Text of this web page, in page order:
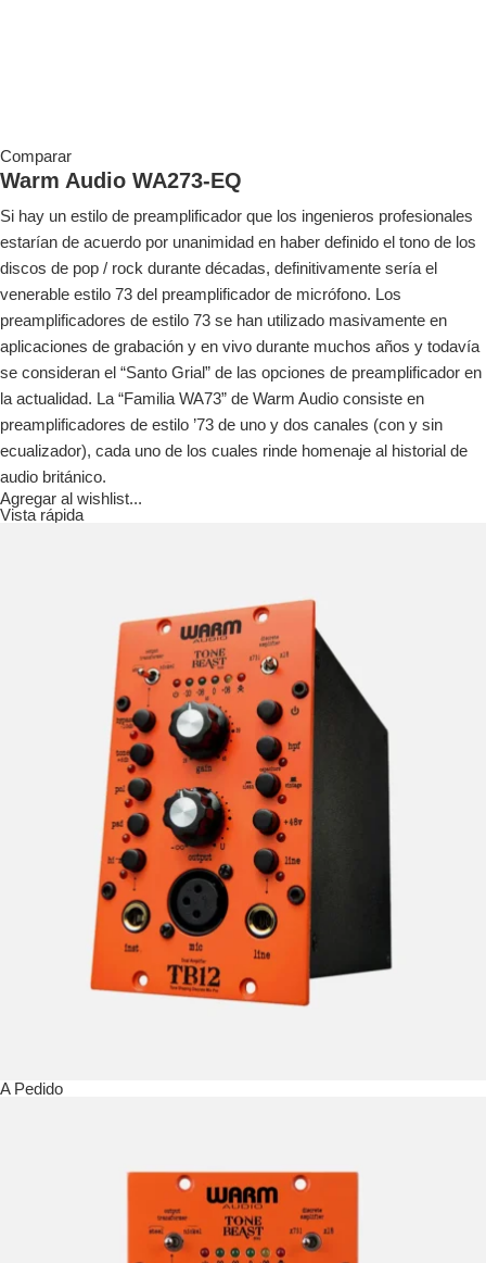
Comparar
Warm Audio WA273-EQ
Si hay un estilo de preamplificador que los ingenieros profesionales
estarían de acuerdo por unanimidad en haber definido el tono de los
discos de pop / rock durante décadas, definitivamente sería el
venerable estilo 73 del preamplificador de micrófono. Los
preamplificadores de estilo 73 se han utilizado masivamente en
aplicaciones de grabación y en vivo durante muchos años y todavía
se consideran el “Santo Grial” de las opciones de preamplificador en
la actualidad. La “Familia WA73” de Warm Audio consiste en
preamplificadores de estilo ’73 de uno y dos canales (con y sin
ecualizador), cada uno de los cuales rinde homenaje al historial de
audio británico.
Agregar al wishlist...
Vista rápida
A Pedido